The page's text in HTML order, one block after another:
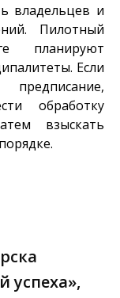
владельцев и
Пилотный
планируют
Если
обработку
взыскать
успеха»,